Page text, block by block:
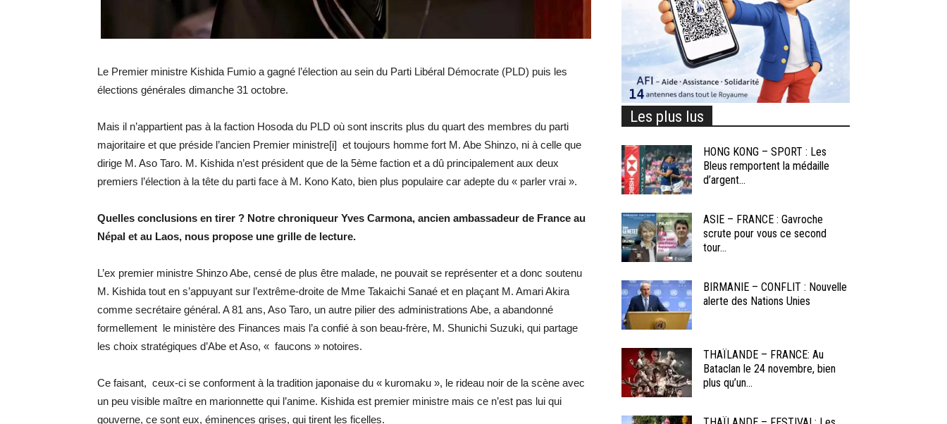
Le Premier ministre Kishida Fumio a gagné l’élection au sein du Parti Libéral Démocrate (PLD) puis les
élections générales dimanche 31 octobre.
Mais il n’appartient pas à la faction Hosoda du PLD où sont inscrits plus du quart des membres du parti
majoritaire et que préside l’ancien Premier ministre[i] et toujours homme fort M. Abe Shinzo, ni à celle que
dirige M. Aso Taro. M. Kishida n’est président que de la 5ème faction et a dû principalement aux deux
premiers l’élection à la tête du parti face à M. Kono Kato, bien plus populaire car adepte du « parler vrai ».
Quelles conclusions en tirer ? Notre chroniqueur Yves Carmona, ancien ambassadeur de France au
Népal et au Laos, nous propose une grille de lecture.
L’ex premier ministre Shinzo Abe, censé de plus être malade, ne pouvait se représenter et a donc soutenu
M. Kishida tout en s’appuyant sur l’extrême-droite de Mme Takaichi Sanaé et en plaçant M. Amari Akira
comme secrétaire général. A 81 ans, Aso Taro, un autre pilier des administrations Abe, a abandonné
formellement le ministère des Finances mais l’a confié à son beau-frère, M. Shunichi Suzuki, qui partage
les choix stratégiques d’Abe et Aso, « faucons » notoires.
Ce faisant, ceux-ci se conforment à la tradition japonaise du « kuromaku », le rideau noir de la scène avec
un peu visible maître en marionnette qui l’anime. Kishida est premier ministre mais ce n’est pas lui qui
gouverne, ce sont eux, éminences grises, qui tirent les ficelles.
Les plus lus
HONG KONG – SPORT : Les
Bleus remportent la médaille
d’argent...
ASIE – FRANCE : Gavroche
scrute pour vous ce second
tour...
BIRMANIE – CONFLIT : Nouvelle
alerte des Nations Unies
THAÏLANDE – FRANCE: Au
Bataclan le 24 novembre, bien
plus qu’un...